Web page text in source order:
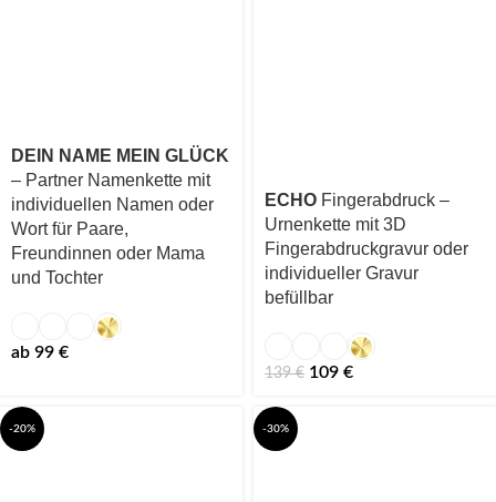
DEIN NAME MEIN GLÜCK
– Partner Namenkette mit
individuellen Namen oder
Wort für Paare,
Freundinnen oder Mama
und Tochter
ab 99 €
ECHO Fingerabdruck –
Urnenkette mit 3D
Fingerabdruckgravur oder
individueller Gravur
befüllbar
139€ 109 €
-20% -30%